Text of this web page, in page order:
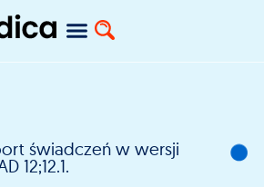
świadczeń w wersji
12;12.1.